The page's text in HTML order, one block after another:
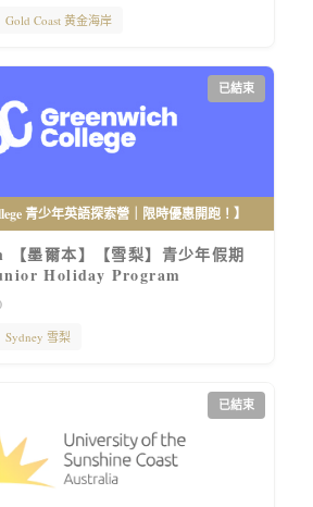
Gold Coast 黄金海岸
已結束
青少年英語探索營｜限時優惠開跑！】
墨爾本】【雪梨】青少年假期
Holiday Program
Sydney 雪梨
已結束